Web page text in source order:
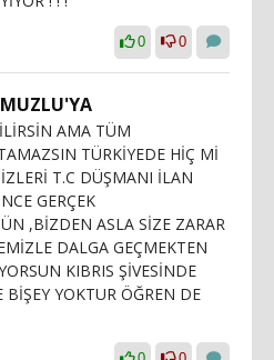
0 0
AMA TÜM
TÜRKİYEDE HİÇ Mİ
T.C DÜŞMANI İLAN
GERÇEK
,BİZDEN ASLA SİZE ZARAR
DALGA GEÇMEKTEN
KIBRIS ŞİVESİNDE
YOKTUR ÖĞREN DE